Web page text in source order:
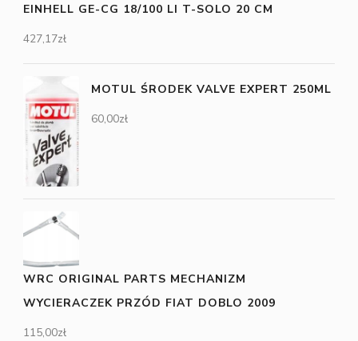
EINHELL GE-CG 18/100 LI T-SOLO 20 CM
427,17zł
MOTUL ŚRODEK VALVE EXPERT 250ML
60,00zł
WRC ORIGINAL PARTS MECHANIZM
WYCIERACZEK PRZÓD FIAT DOBLO 2009
115,00zł